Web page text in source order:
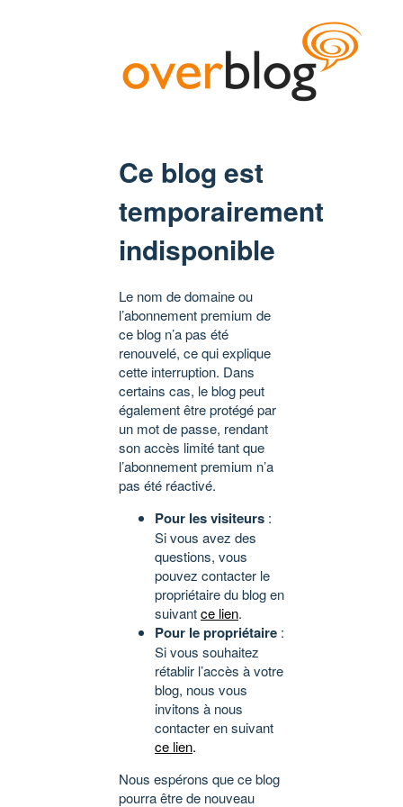
Ce blog est
temporairement
indisponible
Le nom de domaine ou
l’abonnement premium de
ce blog n’a pas été
renouvelé, ce qui explique
cette interruption. Dans
certains cas, le blog peut
également être protégé par
un mot de passe, rendant
son accès limité tant que
l’abonnement premium n’a
pas été réactivé.
Pour les visiteurs :
Si vous avez des
questions, vous
pouvez contacter le
propriétaire du blog en
suivantce lien.
Pour le propriétaire :
Si vous souhaitez
rétablir l’accès à votre
blog, nous vous
invitons à nous
contacter en suivant
ce lien.
Nous espérons que ce blog
pourra être de nouveau